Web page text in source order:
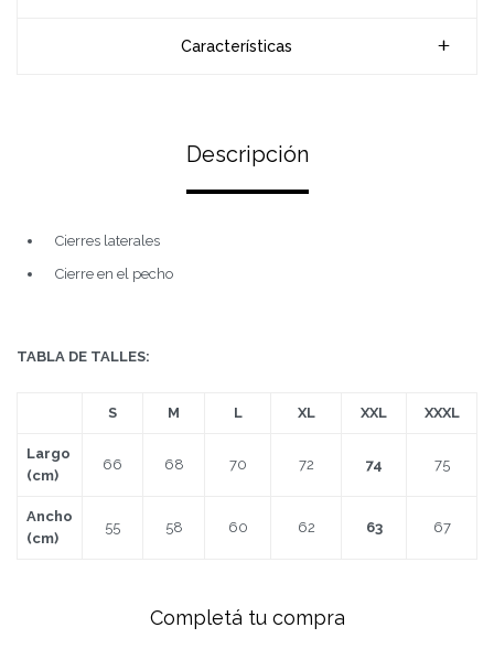
Características
Descripción
Cierres laterales
Cierre en el pecho
TABLA DE TALLES:
S M L XL XXL XXXL
Largo
(cm)
66 68 70 72 74 75
Ancho
(cm)
55 58 60 62 63 67
Completá tu compra